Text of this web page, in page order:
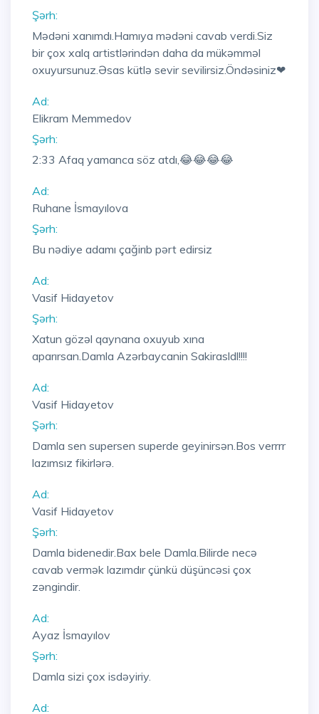
Şərh:
Mədəni xanımdı.Hamıya mədəni cavab verdi.Siz
bir çox xalq artistlərindən daha da mükəmməl
oxuyursunuz.Əsas kütlə sevir sevilirsiz.Öndəsiniz❤
Ad:
Elikram Memmedov
Şərh:
2:33 Afaq yamanca söz atdı,😂😂😂😂
Ad:
Ruhane İsmayılova
Şərh:
Bu nədiye adamı çağirıb pərt edirsiz
Ad:
Vasif Hidayetov
Şərh:
Xatun gözəl qaynana oxuyub xına
aparırsan.Damla Azərbaycanin Sakirasldl!!!!
Ad:
Vasif Hidayetov
Şərh:
Damla sen supersen superde geyinirsən.Bos verrrr
lazımsız fikirlərə.
Ad:
Vasif Hidayetov
Şərh:
Damla bidenedir.Bax bele Damla.Bilirde necə
cavab vermək lazımdır çünkü düşüncəsi çox
zəngindir.
Ad:
Ayaz İsmayılov
Şərh:
Damla sizi çox isdəyiriy.
Ad: